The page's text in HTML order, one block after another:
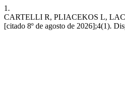
1.
CARTELLI R, PLIACEKOS L,
[citado 8º de agosto de 2026];4(1).